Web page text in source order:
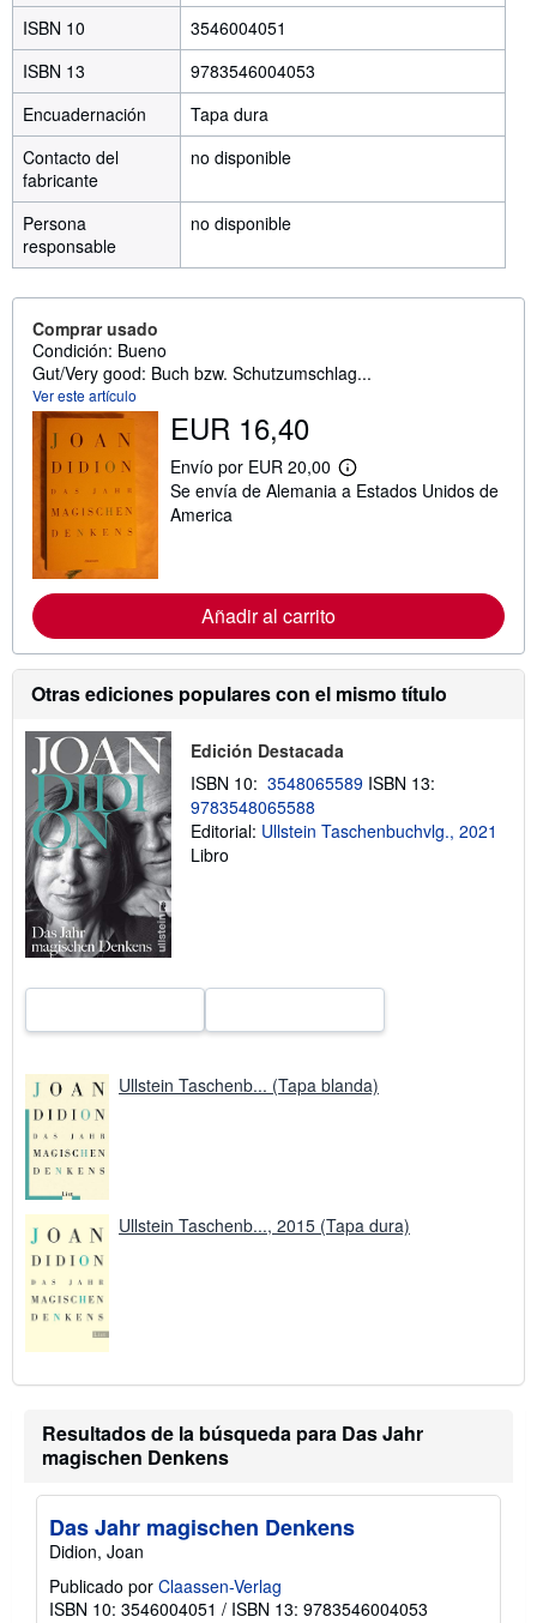
ISBN 10
3546004051
ISBN 13
9783546004053
Encuadernación
Tapa dura
Contacto del
fabricante
no disponible
Persona
responsable
no disponible
Comprar usado
Condición: Bueno
Gut/Very good: Buch bzw. Schutzumschlag...
Ver este artículo
EUR 16,40
Envío por EUR 20,00
M
á
a
c
i
ó
r
a
e
í
Se envía de Alemania a Estados Unidos de
America
Añadir al carrito
Otras ediciones populares con el mismo título
Edición Destacada
ISBN 10: 3548065589 ISBN 13:
9783548065588
Editorial: Ullstein Taschenbuchvlg., 2021
Libro
Ullstein Taschenb... (Tapa blanda)
Ullstein Taschenb..., 2015 (Tapa dura)
Resultados de la búsqueda para Das Jahr
magischen Denkens
Das Jahr magischen Denkens
Didion, Joan
Publicado por Claassen-Verlag
ISBN 10: 3546004051 / ISBN 13: 9783546004053